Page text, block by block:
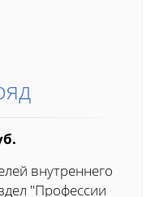
внутреннего
"Профессии